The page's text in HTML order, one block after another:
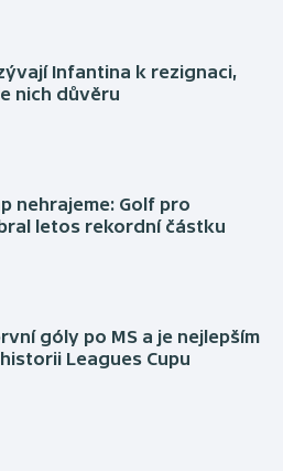
Infantina k rezignaci,
nich důvěru
nehrajeme: Golf pro
letos rekordní částku
góly po MS a je nejlepším
Leagues Cupu